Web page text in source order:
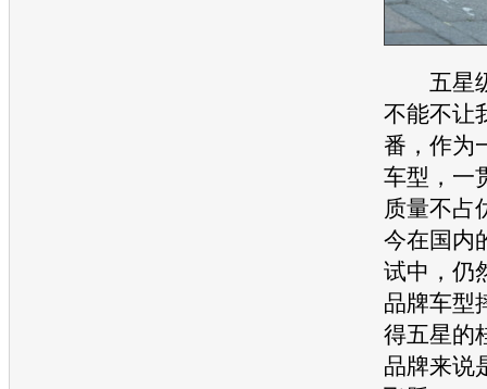
五星级
不能不让
番，作为
车型 ，
质量不占
今在国内
试中，仍
品牌车型
得五星的
品牌来说